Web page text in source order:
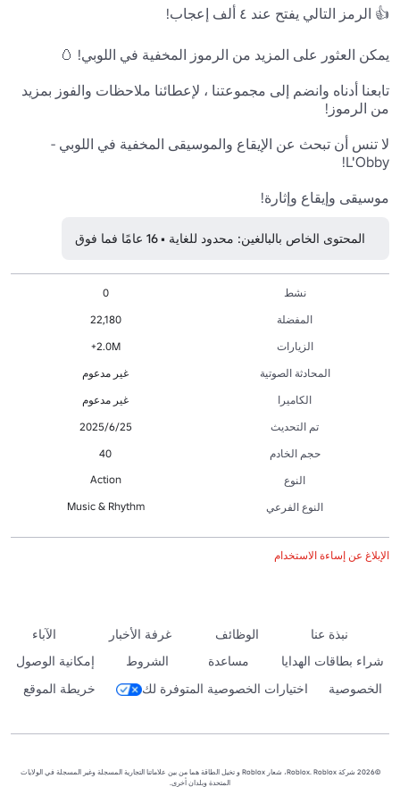
موسيقى وإيقاع وإثارة!
المحتوى الخاص بالبالغين: محدود للغاية • 16 عامًا فما فوق
نشط
0
المفضلة
22,180
الزيارات
2.0M+
المحادثة الصوتية
غير مدعوم
الكاميرا
غير مدعوم
تم التحديث
25‏/6‏/2025
حجم الخادم
40
النوع
Action
النوع الفرعي Music & Rhythm
الإبلاغ عن إساءة الاستخدام
نبذة عنا الوظائف غرفة الأخبار
الآباء
شراء بطاقات الهدايا
مساعدة الشروط
إمكانية الوصول
الخصوصية
اختيارات الخصوصية المتوفرة لك خريطة الموقع
©2026 شركة Roblox. Roblox، شعار Roblox و تخيل الطاقة هما من بين علاماتنا التجارية المسجلة وغير المسجلة في الولايات
المتحدة وبلدان أخرى.